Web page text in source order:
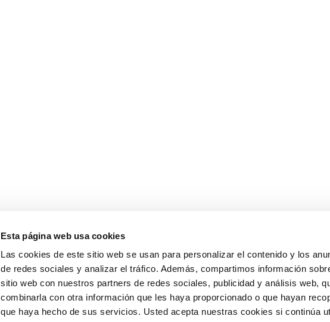
Esta página web usa cookies
Las cookies de este sitio web se usan para personalizar el contenido y los
de redes sociales y analizar el tráfico. Además, compartimos información
sitio web con nuestros partners de redes sociales, publicidad y análisis web,
combinarla con otra información que les haya proporcionado o que hayan
que haya hecho de sus servicios. Usted acepta nuestras cookies si continúa